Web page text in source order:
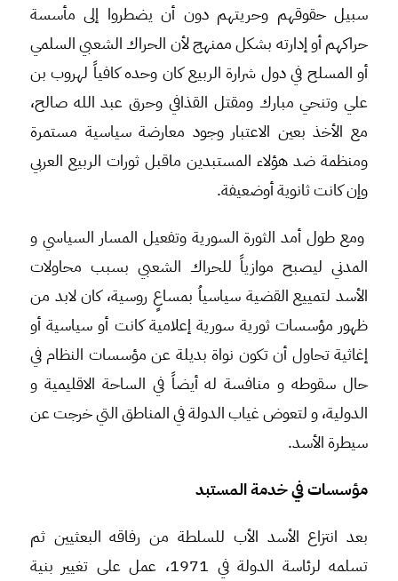
سبيل حقوقهم وحريتهم دون أن يضطروا إلى مأسسة
حراكهم أو إدارته بشكل ممنهج لأن الحراك الشعبي السلمي
أو المسلح في دول شرارة الربيع كان وحده كافياً لهروب بن
علي وتنحي مبارك ومقتل القذافي وحرق عبد الله صالح،
مع الأخذ بعين الاعتبار وجود معارضة سياسية مستمرة
ومنظمة ضد هؤلاء المستبدين ماقبل ثورات الربيع العربي
وإن كانت ثانوية أوضعيفة.
ومع طول أمد الثورة السورية وتفعيل المسار السياسي و
المدني ليصبح موازياً للحراك الشعبي بسبب محاولات
الأسد لتمييع القضية سياسياُ بمساعٍ روسية، كان لابد من
ظهور مؤسسات ثورية سورية إعلامية كانت أو سياسية أو
إغاثية تحاول أن تكون نواة بديلة عن مؤسسات النظام في
حال سقوطه و منافسة له أيضاً في الساحة الاقليمية و
الدولية، و لتعوض غياب الدولة في المناطق التي خرجت عن
سيطرة الأسد.
مؤسسات في خدمة المستبد
بعد انتزاع الأسد الأب للسلطة من رفاقه البعثيين ثم
تسلمه لرئاسة الدولة في 1971، عمل على تغيير بنية